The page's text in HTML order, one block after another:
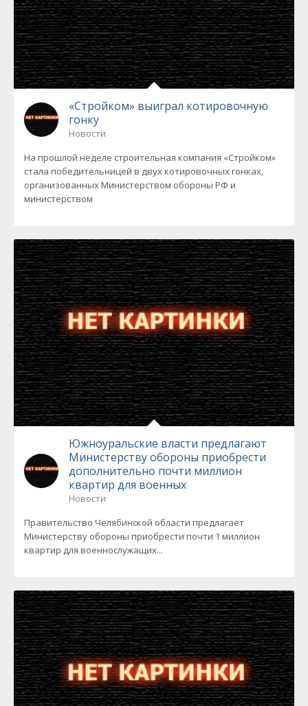
«Стройком» выиграл котировочную
гонку
Новости
На прошлой неделе строительная компания «Стройком»
стала победительницей в двух котировочных гонках,
организованных Министерством обороны РФ и
министерством
Южноуральские власти предлагают
Министерству обороны приобрести
дополнительно почти миллион
квартир для военных
Новости
Правительство Челябинской области предлагает
Министерству обороны приобрести почти 1 миллион
квартир для военнослужащих...